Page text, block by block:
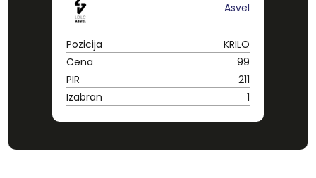
Asvel
Pozicija
KRILO
Cena
99
PIR
211
Izabran
1